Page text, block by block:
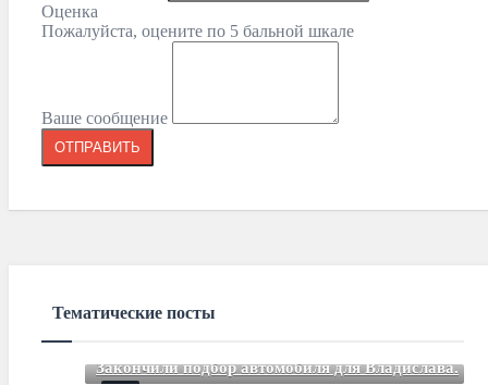
Оценка
Пожалуйста, оцените по 5 бальной шкале
Ваше сообщение
Тематические посты
Закончили подбор автомобиля для Владислава.